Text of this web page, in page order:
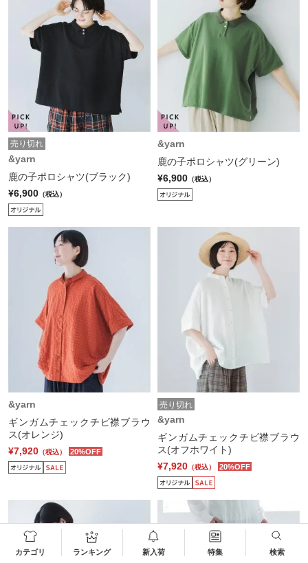
カテゴリ ランキング 新入荷 特集 検索
売り切れ
&yarn
鹿の子ポロシャツ(ブラック)
¥6,900 （税込）
&yarn
鹿の子ポロシャツ(グリーン)
¥6,900 （税込）
&yarn
ギンガムチェックチビ襟ブラウ
ス(オレンジ)
¥7,920 （税込） 20%OFF
売り切れ
&yarn
ギンガムチェックチビ襟ブラウ
ス(オフホワイト)
¥7,920 （税込） 20%OFF